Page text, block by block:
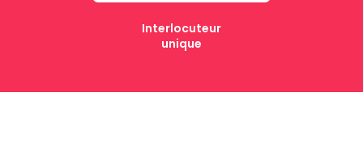
Interlocuteur
unique